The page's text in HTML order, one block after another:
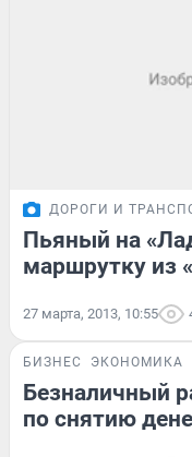
ДОРОГИ И
Пьяный на
маршрутку из
27 марта, 2013, 10:55
БИЗНЕС ЭКОНОМИКА
Безналичный
по снятию